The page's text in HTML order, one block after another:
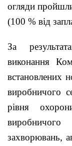
огляди
(100 % від
За
виконання
встановлених
виробничого
рівня
захворювань,